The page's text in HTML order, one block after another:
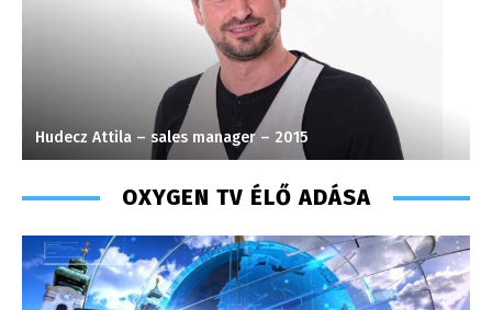
Hudecz Attila – sales manager – 2015
OXYGEN TV ÉLŐ ADÁSA